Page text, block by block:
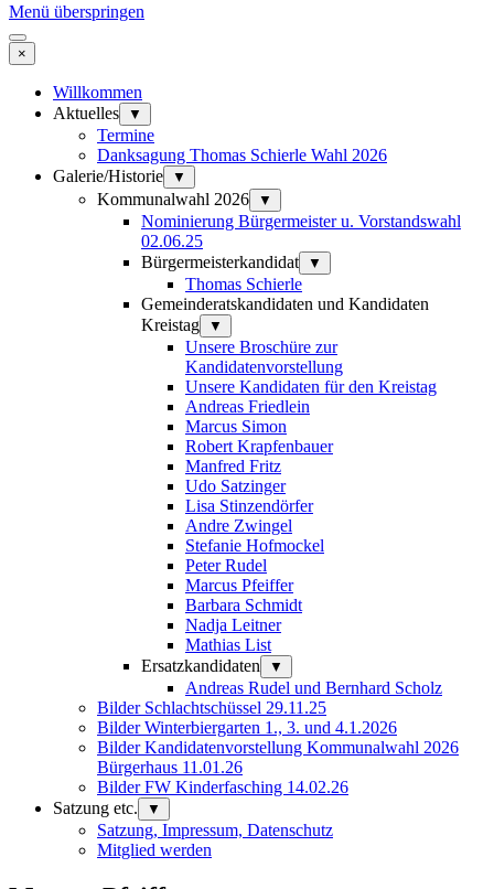
Menü überspringen
×
Willkommen
Aktuelles
▼
Termine
Danksagung Thomas Schierle Wahl 2026
Galerie/Historie
▼
Kommunalwahl 2026 ▼
Nominierung Bürgermeister u. Vorstandswahl
02.06.25
Bürgermeisterkandidat
▼
Thomas Schierle
Gemeinderatskandidaten und Kandidaten
Kreistag
▼
Unsere Broschüre zur
Kandidatenvorstellung
Unsere Kandidaten für den Kreistag
Andreas Friedlein
Marcus Simon
Robert Krapfenbauer
Manfred Fritz
Udo Satzinger
Lisa Stinzendörfer
Andre Zwingel
Stefanie Hofmockel
Peter Rudel
Marcus Pfeiffer
Barbara Schmidt
Nadja Leitner
Mathias List
Ersatzkandidaten
▼
Andreas Rudel und Bernhard Scholz
Bilder Schlachtschüssel 29.11.25
Bilder Winterbiergarten 1., 3. und 4.1.2026
Bilder Kandidatenvorstellung Kommunalwahl 2026
Bürgerhaus 11.01.26
Bilder FW Kinderfasching 14.02.26
Satzung etc.
▼
Satzung, Impressum, Datenschutz
Mitglied werden